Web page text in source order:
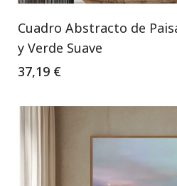
Cuadro Abstracto de
y Verde Suave
37,19 €